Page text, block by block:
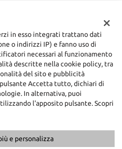
(ME)
S.r.l., Tutti i diritti riservati -
in esso integrati trattano dati
o indirizzi IP) e fanno uso di
necessari al funzionamento
descritte nella cookie policy, tra
del sito e pubblicità
Accetta tutto, dichiari di
In alternativa, puoi
l'apposito pulsante. Scopri
e personalizza